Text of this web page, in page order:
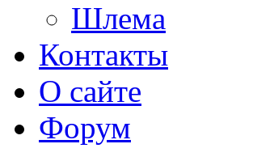
Шлема
Контакты
О сайте
Форум